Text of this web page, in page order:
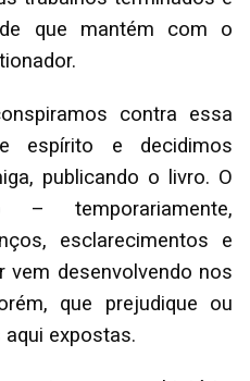
que mantém com o
contra essa
espírito e decidimos
publicando o livro. O
– temporariamente,
esclarecimentos e
vem desenvolvendo nos
que prejudique ou
expostas.